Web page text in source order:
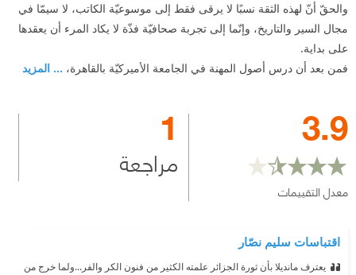
والحقّ أنّ لهذه الثقة نسبًا لا يرقى فقط إلى موسوعيّة الكاتب، لا سيمّا في
مجال السير والتاريخ، وإنّما إلى تجربة صحافيّة فذّة لا يكاد المرء أن يعقدها
على بداية.
فمن بعد أن درس أصول المهنة في الجامعة الأميركيّة بالقاهرة، ... المزيد
3.9
معدل التقييمات
1
مراجعة
اقتباسات سليم نصّار
يعترف مانديلا بأن ثورة الجزائر علمته الكثير من فنون الكر والفر...ولما خرج من